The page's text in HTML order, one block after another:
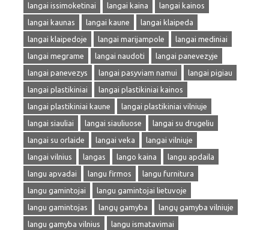
langai issimoketinai
langai kaina
langai kainos
langai kaunas
langai kaune
langai klaipeda
langai klaipedoje
langai marijampole
langai mediniai
langai megrame
langai naudoti
langai panevezyje
langai panevezys
langai pasyviam namui
langai pigiau
langai plastikiniai
langai plastikiniai kainos
langai plastikiniai kaune
langai plastikiniai vilniuje
langai siauliai
langai siauliuose
langai su drugeliu
langai su orlaide
langai veka
langai vilniuje
langai vilnius
langas lango kaina
langu apdaila
langu apvadai
langu firmos
langu furnitura
langu gamintojai
langu gamintojai lietuvoje
langu gamintojas
langų gamyba
langų gamyba vilniuje
langu gamyba vilnius
langu ismatavimai